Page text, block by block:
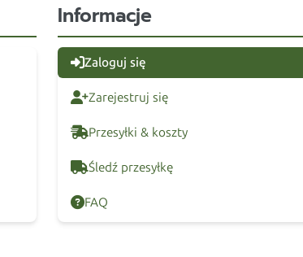
Informacje
Zaloguj się
Zarejestruj się
Przesyłki & koszty
Śledź przesyłkę
FAQ